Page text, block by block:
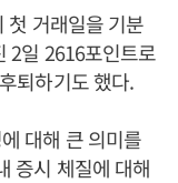
첫 거래일을 기분
2일 2616포인트로
퇴하기도 했다.
대해 큰 의미를
증시 체질에 대해